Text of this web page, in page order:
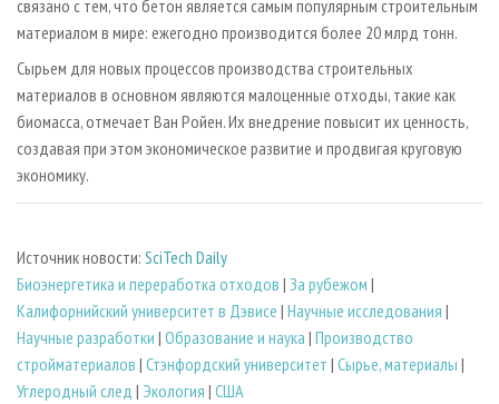
связано с тем, что бетон является самым популярным строительным
материалом в мире: ежегодно производится более 20 млрд тонн.
Сырьем для новых процессов производства строительных
материалов в основном являются малоценные отходы, такие как
биомасса, отмечает Ван Ройен. Их внедрение повысит их ценность,
создавая при этом экономическое развитие и продвигая круговую
экономику.
Источник новости: SciTech Daily
Биoэнергетика и переработка отходов | За рубежом |
Калифорнийский университет в Дэвисе | Научные исследования |
Научные разработки | Образование и наука | Производство
стройматериалов | Стэнфордский университет | Сырье, материалы |
Углеродный след | Экология | США